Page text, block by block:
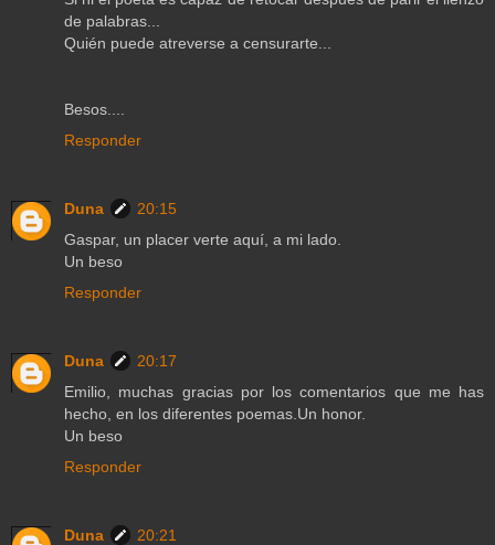
de palabras...
Quién puede atreverse a censurarte...
Besos....
Responder
Duna
20:15
Gaspar, un placer verte aquí, a mi lado.
Un beso
Responder
Duna
20:17
Emilio, muchas gracias por los comentarios que me has
hecho, en los diferentes poemas.Un honor.
Un beso
Responder
Duna
20:21